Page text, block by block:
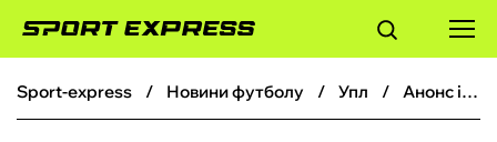
ФУТБОЛ
sport-express новини футболу упл Анонс і прогноз на матч Україна – Албанія від Маркевича: «Навіть Іспанія, чемпіон Європи, їм забила лише раз»